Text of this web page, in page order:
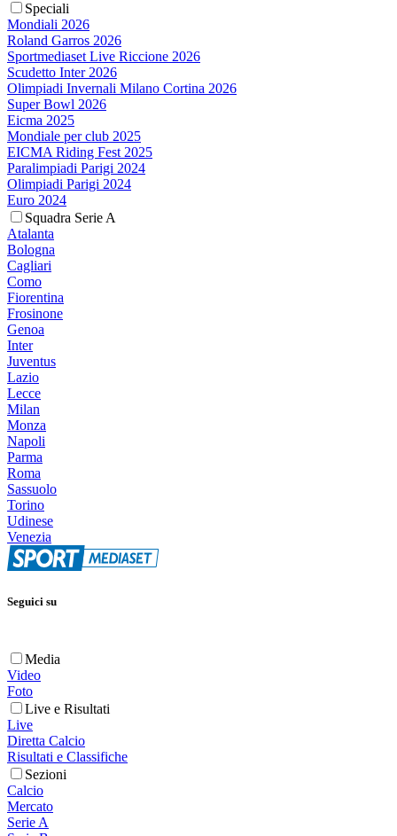
Speciali
Mondiali 2026
Roland Garros 2026
Sportmediaset Live Riccione 2026
Scudetto Inter 2026
Olimpiadi Invernali Milano Cortina 2026
Super Bowl 2026
Eicma 2025
Mondiale per club 2025
EICMA Riding Fest 2025
Paralimpiadi Parigi 2024
Olimpiadi Parigi 2024
Euro 2024
Squadra Serie A
Atalanta
Bologna
Cagliari
Como
Fiorentina
Frosinone
Genoa
Inter
Juventus
Lazio
Lecce
Milan
Monza
Napoli
Parma
Roma
Sassuolo
Torino
Udinese
Venezia
Seguici su
Media
Video
Foto
Live e Risultati
Live
Diretta Calcio
Risultati e Classifiche
Sezioni
Calcio
Mercato
Serie A